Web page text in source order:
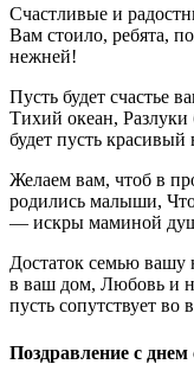
Счастливые и
Вам стоило, ребята,
нежней!
Пусть будет счастье
Тихий океан,
будет пусть
Желаем вам, чтоб в
родились малыши,
— искры маминой
Достаток семью вашу
в ваш дом, Любовь и
пусть сопутствует во
Поздравление с